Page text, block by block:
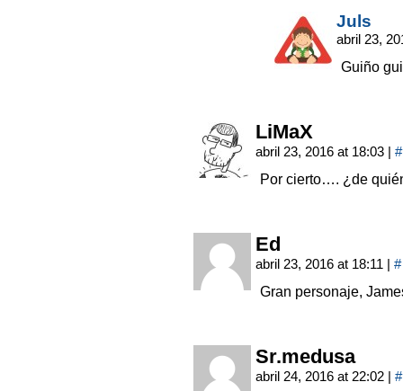
Juls
abril 23,
Guiño
LiMaX
abril 23, 2016 at 18:03 | #
Por cierto…. ¿de
Ed
abril 23, 2016 at 18:11 | #
Gran personaje,
Sr.medusa
abril 24, 2016 at 22:02 | #